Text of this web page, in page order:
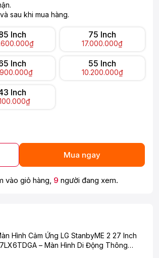
sau khi mua hàng.
Inch 75 Inch
17.000.000₫
Inch 55 Inch
10.200.000₫
Inch
Mua ngay
vào giỏ hàng, 9 người đang xem.
Hình Cảm Ứng LG StanbyME 2 27 Inch
– Màn Hình Di Động Thông